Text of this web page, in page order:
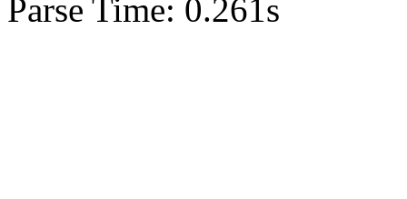
Parse Time: 0.261s